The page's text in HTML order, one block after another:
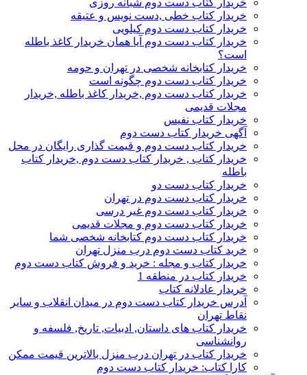
خریدار کتاب دست دوم شبانه روزی
خریدار کتاب خطی ,دست نویس و عتیقه
خریدار کتاب دست دوم کیلویی
خریدار کتاب دست دوم آیا همان خریدار کاغذ باطله
است؟
خریدار کتابخانه شخصی در تهران و حومه
خریدار کتاب دست دوم چگونه است
خریدار کتاب دست دوم ,خریدار کاغذ باطله ,خریدار
مجلات قدیمی
خریدار کتاب نفیس
آگهی خریدار کتاب دست دوم
خریدار کتاب دست دوم و قیمت گذاری رایگان در محل
خریدار کتاب , خریدار کتاب دست دوم ,خریدار کتاب
باطله
خریدار کتاب دست دو
خریدار کتاب دست دوم در تهران
خریدار کتاب دست دوم غیر درسی
خریدار کتاب دست دوم و مجلات قدیمی
خریدار کتاب دست دوم کتابخانه شخصی شما
خرید کتاب دست دوم درب منزل تهران
خریدار کتاب و مجله : خرید و فروش کتاب دست دوم
خریدار کتاب در منطقه 1
خریدار عادلانه کتاب
آدرس خریدار کتاب دست دوم در میدان انقلاب و سایر
نقاط تهران
خریدار کتاب های داستان, ادبیات, تاریخ, فلسفه و
روانشناسی
خریدار کتاب در تهران درب منزل بالاترین قیمت ممکن
کارا کتاب: خریدار کتاب دست دوم